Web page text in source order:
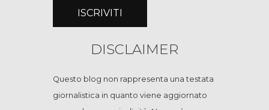
DISCLAIMER
Questo blog non rappresenta una testata
giornalistica in quanto viene aggiornato